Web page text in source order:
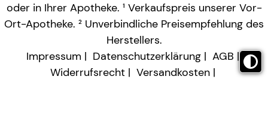
oder in Ihrer Apotheke. ¹ Verkaufspreis unserer Vor-
Ort-Apotheke. ² Unverbindliche Preisempfehlung des
Herstellers.
Impressum
Datenschutzerklärung
AGB
Widerrufsrecht
Versandkosten